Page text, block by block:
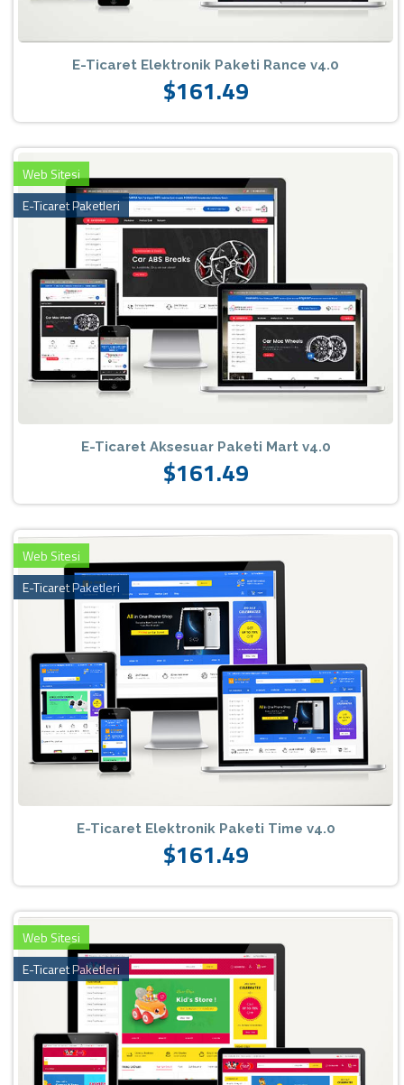
E-Ticaret Elektronik Paketi Rance v4.0
$161.49
Web Sitesi
E-Ticaret Paketleri
E-Ticaret Aksesuar Paketi Mart v4.0
$161.49
Web Sitesi
E-Ticaret Paketleri
E-Ticaret Elektronik Paketi Time v4.0
$161.49
Web Sitesi
E-Ticaret Paketleri